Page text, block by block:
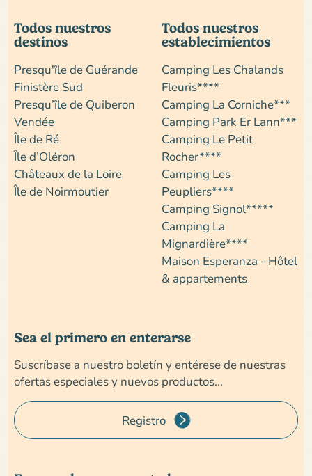
Todos nuestros
destinos
Presqu'île de Guérande
Finistère Sud
Presqu’île de Quiberon
Vendée
Île de Ré
Île d’Oléron
Châteaux de la Loire
Île de Noirmoutier
Todos nuestros
establecimientos
Camping Les Chalands
Fleuris****
Camping La Corniche***
Camping Park Er Lann***
Camping Le Petit
Rocher****
Camping Les
Peupliers****
Camping Signol*****
Camping La
Mignardière****
Maison Esperanza - Hôtel
& appartements
Sea el primero en enterarse
Suscríbase a nuestro boletín y entérese de nuestras
ofertas especiales y nuevos productos...
Registro